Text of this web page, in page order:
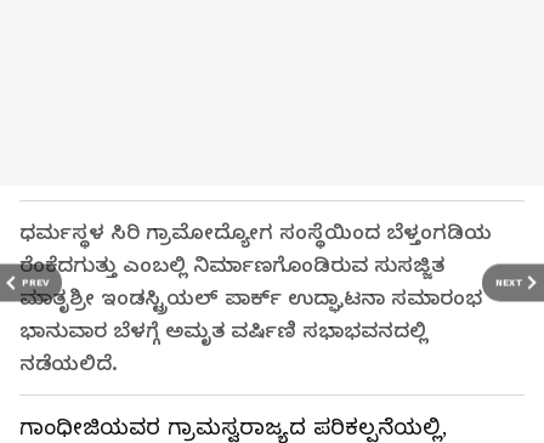
PREV NEXT
ಧರ್ಮಸ್ಥಳ ಸಿರಿ ಗ್ರಾಮೋದ್ಯೋಗ ಸಂಸ್ಥೆಯಿಂದ ಬೆಳ್ತಂಗಡಿಯ
ರೆಂಕೆದಗುತ್ತು ಎಂಬಲ್ಲಿ ನಿರ್ಮಾಣಗೊಂಡಿರುವ ಸುಸಜ್ಜಿತ
ಮಾತೃಶ್ರೀ ಇಂಡಸ್ಟ್ರಿಯಲ್‌ ಪಾರ್ಕ್‌ ಉದ್ಘಾಟನಾ ಸಮಾರಂಭ
ಭಾನುವಾರ ಬೆಳಗ್ಗೆ ಅಮೃತ ವರ್ಷಿಣಿ ಸಭಾಭವನದಲ್ಲಿ
ನಡೆಯಲಿದೆ.
ಗಾಂಧೀಜಿಯವರ ಗ್ರಾಮಸ್ವರಾಜ್ಯದ ಪರಿಕಲ್ಪನೆಯಲ್ಲಿ,